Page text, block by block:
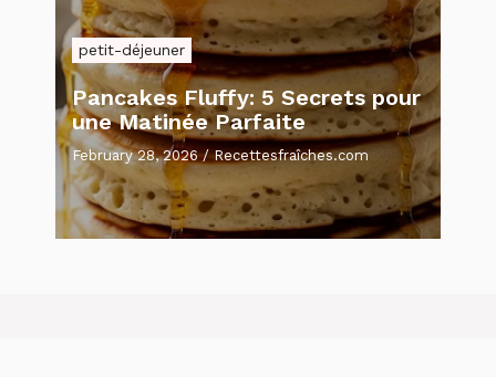
petit-déjeuner
Pancakes Fluffy: 5 Secrets pour
une Matinée Parfaite
February 28, 2026/Recettesfraîches.com